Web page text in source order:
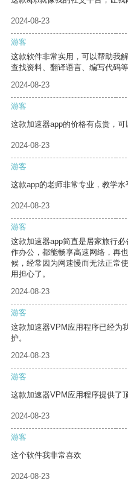
2024-08-23
游客
这款软件非常实用，可以帮助我
查找资料、翻译语言、编写代码等
2024-08-23
游客
这款加速器app的价格有点贵，可
2024-08-23
游客
这款app的老师非常专业，教学水
2024-08-23
游客
这款加速器app简直是居家旅行
作办公，都能畅享高速网络，再
候，经常因为网速慢而无法正常
用担心了。
2024-08-23
游客
这款加速器VPM应用程序已经为
护。
2024-08-23
游客
这款加速器VPM应用程序提供了
2024-08-23
游客
这个软件我非常喜欢
2024-08-23